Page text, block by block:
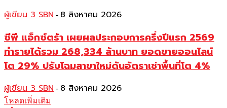
ผู้เขียน 3 SBN - 8 สิงหาคม 2026
ซีพี แอ็กซ์ตร้า เผยผลประกอบการครึ่งปีแรก 2569
ทำรายได้รวม 268,334 ล้านบาท ยอดขายออนไลน์
โต 29% ปรับโฉมสาขาใหม่ดันอัตราเช่าพื้นที่โต 4%
ผู้เขียน 3 SBN - 8 สิงหาคม 2026
โหลดเพิ่มเติม